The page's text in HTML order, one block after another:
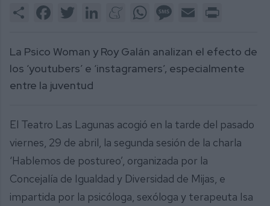
2
Share FacebookTwitter LinkedInMeneameWhatsAppMessage
Email
La Psico Woman y Roy Galán analizan el efecto de
los ‘youtubers’ e ‘instagramers’, especialmente
entre la juventud
El Teatro Las Lagunas acogió en la tarde del pasado
viernes, 29 de abril, la segunda sesión de la charla
‘Hablemos de postureo’, organizada por la
Concejalía de Igualdad y Diversidad de Mijas, e
impartida por la psicóloga, sexóloga y terapeuta Isa